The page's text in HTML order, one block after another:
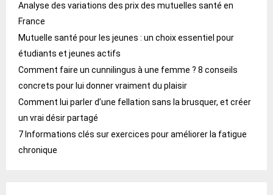
Analyse des variations des prix des mutuelles santé en
France
Mutuelle santé pour les jeunes : un choix essentiel pour
étudiants et jeunes actifs
Comment faire un cunnilingus à une femme ? 8 conseils
concrets pour lui donner vraiment du plaisir
Comment lui parler d’une fellation sans la brusquer, et créer
un vrai désir partagé
7 Informations clés sur exercices pour améliorer la fatigue
chronique